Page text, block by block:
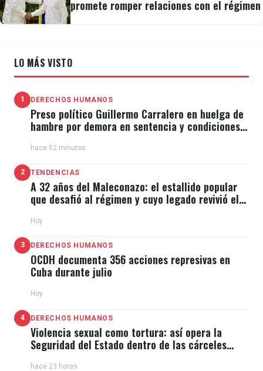
promete romper relaciones con el régimen
LO MÁS VISTO
1 DERECHOS HUMANOS
Preso político Guillermo Carralero en huelga de
hambre por demora en sentencia y condiciones
hace 52 minutos
2 TENDENCIAS
A 32 años del Maleconazo: el estallido popular
que desafió al régimen y cuyo legado revivió el
Hoy
3 DERECHOS HUMANOS
OCDH documenta 356 acciones represivas en
Cuba durante julio
Hoy
4 DERECHOS HUMANOS
Violencia sexual como tortura: así opera la
Seguridad del Estado dentro de las cárceles
hace 23 horas